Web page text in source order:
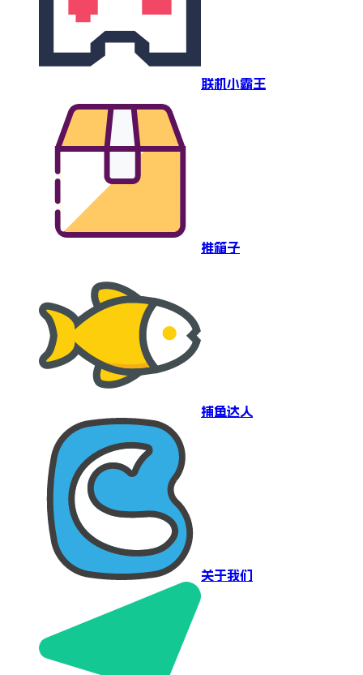
联机小霸王
推箱子
捕鱼达人
关于我们